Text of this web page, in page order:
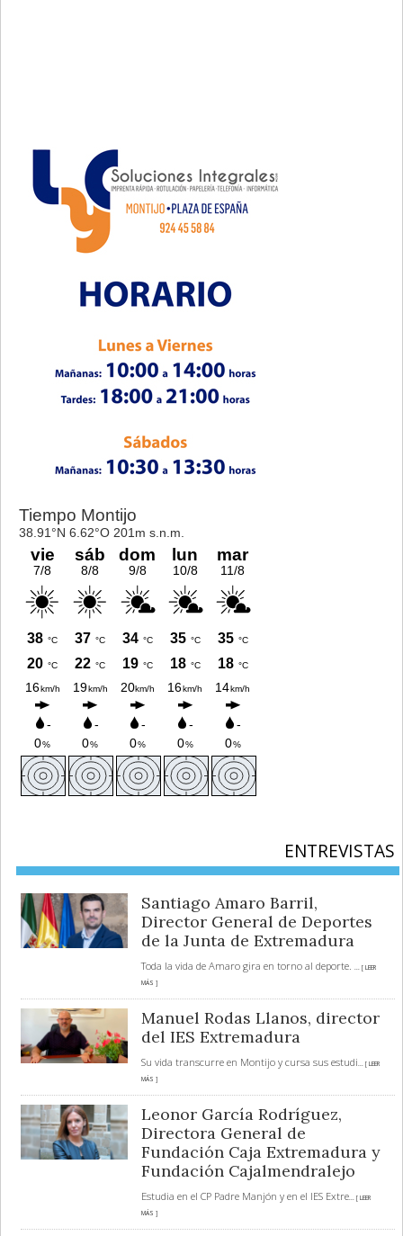
ENTREVISTAS
Santiago Amaro Barril,
Director General de Deportes
de la Junta de Extremadura
Toda la vida de Amaro gira en torno al deporte.
... [ LEER
MÁS ]
Manuel Rodas Llanos, director
del IES Extremadura
Su vida transcurre en Montijo y cursa sus estudi... [ LEER
MÁS ]
Leonor García Rodríguez,
Directora General de
Fundación Caja Extremadura y
Fundación Cajalmendralejo
Estudia en el CP Padre Manjón y en el IES Extre... [ LEER
MÁS ]